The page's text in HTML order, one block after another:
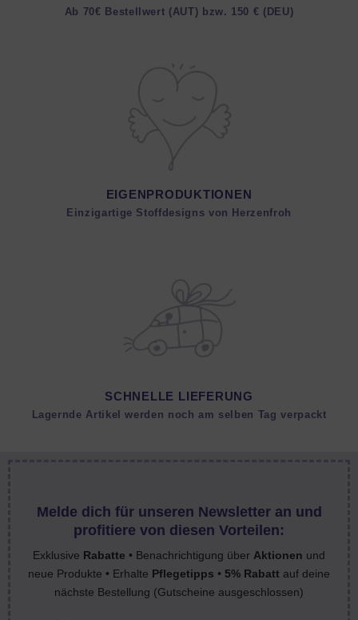
Ab 70€ Bestellwert (AUT) bzw. 150 € (DEU)
EIGENPRODUKTIONEN
Einzigartige Stoffdesigns von Herzenfroh
SCHNELLE LIEFERUNG
Lagernde Artikel werden noch am selben Tag verpackt
Melde dich für unseren Newsletter an und
profitiere von diesen Vorteilen:
Exklusive Rabatte • Benachrichtigung über Aktionen und
neue Produkte • Erhalte Pflegetipps • 5% Rabatt auf deine
nächste Bestellung (Gutscheine ausgeschlossen)